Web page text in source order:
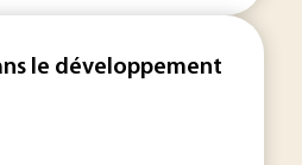
le développement